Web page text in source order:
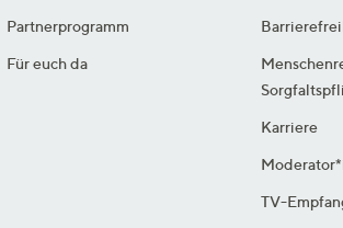
Partnerprogramm
Für euch da
Karriere
TV-